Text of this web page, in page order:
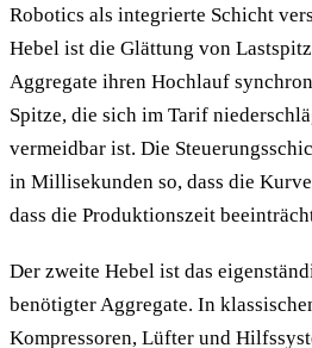
Robotics als integrierte Schicht
Hebel ist die Glättung von
Aggregate ihren Hochlauf
Spitze, die sich im Tarif
vermeidbar ist. Die
in Millisekunden so, dass die
dass die Produktionszeit
Der zweite Hebel ist das
benötigter Aggregate. In
Kompressoren, Lüfter und